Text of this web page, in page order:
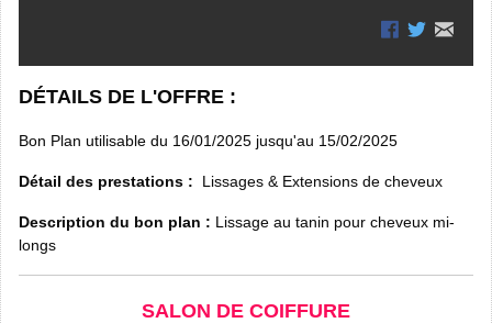
DÉTAILS DE L'OFFRE :
Bon Plan utilisable du 16/01/2025 jusqu'au 15/02/2025
Détail des prestations : Lissages & Extensions de cheveux
Description du bon plan : Lissage au tanin pour cheveux mi-
longs
SALON DE COIFFURE